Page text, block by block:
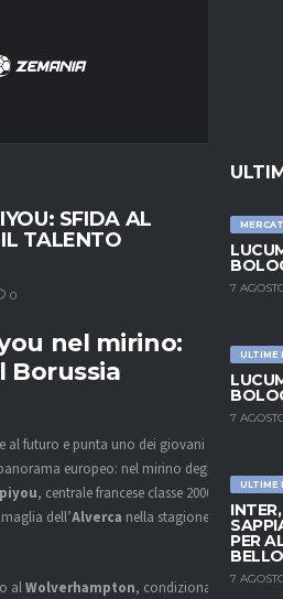
7
ULTIME
7
ULTIME
PER
7
SFIDA AL
TALENTO
0
nel mirino:
Borussia
al futuro e punta uno dei giovani
europeo: nel mirino degli
, centrale francese classe 2006 che
dell’Alverca nella stagione
alWolverhampton, condizionato da